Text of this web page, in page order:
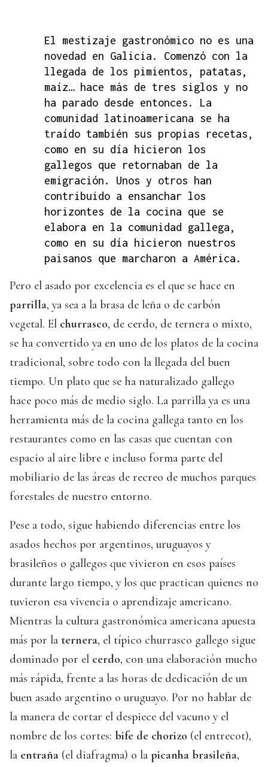
El mestizaje gastronómico no es una
novedad en Galicia. Comenzó con la
llegada de los pimientos, patatas,
maíz… hace más de tres siglos y no
ha parado desde entonces. La
comunidad latinoamericana se ha
traído también sus propias recetas,
como en su día hicieron los
gallegos que retornaban de la
emigración. Unos y otros han
contribuido a ensanchar los
horizontes de la cocina que se
elabora en la comunidad gallega,
como en su día hicieron nuestros
paisanos que marcharon a América.
Pero el asado por excelencia es el que se hace en
parrilla, ya sea a la brasa de leña o de carbón
vegetal. El churrasco, de cerdo, de ternera o mixto,
se ha convertido ya en uno de los platos de la cocina
tradicional, sobre todo con la llegada del buen
tiempo. Un plato que se ha naturalizado gallego
hace poco más de medio siglo. La parrilla ya es una
herramienta más de la cocina gallega tanto en los
restaurantes como en las casas que cuentan con
espacio al aire libre e incluso forma parte del
mobiliario de las áreas de recreo de muchos parques
forestales de nuestro entorno.
Pese a todo, sigue habiendo diferencias entre los
asados hechos por argentinos, uruguayos y
brasileños o gallegos que vivieron en esos países
durante largo tiempo, y los que practican quienes no
tuvieron esa vivencia o aprendizaje americano.
Mientras la cultura gastronómica americana apuesta
más por la ternera, el típico churrasco gallego sigue
dominado por el cerdo, con una elaboración mucho
más rápida, frente a las horas de dedicación de un
buen asado argentino o uruguayo. Por no hablar de
la manera de cortar el despiece del vacuno y el
nombre de los cortes: bife de chorizo (el entrecot),
la entraña (el diafragma) o la picanha brasileña,